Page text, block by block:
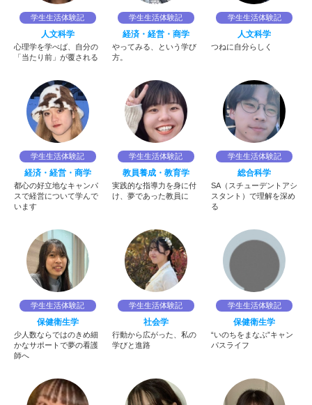
学生生活体験記
人文科学
心理学を学べば、自分の
「当たり前」が覆される
学生生活体験記
経済・経営・商学
やってみる、という学び
方。
学生生活体験記
人文科学
つねに自分らしく
学生生活体験記
経済・経営・商学
都心の好立地なキャンパ
スで経営について学んで
います
学生生活体験記
教員養成・教育学
実践的な指導力を身に付
け、夢であった教員に
学生生活体験記
総合科学
SA（スチューデントアシ
スタント）で理解を深め
る
学生生活体験記
保健衛生学
少人数ならではのきめ細
かなサポートで夢の看護
師へ
学生生活体験記
社会学
行動から広がった、私の
学びと進路
学生生活体験記
保健衛生学
“いのちをまなぶ”キャン
パスライフ